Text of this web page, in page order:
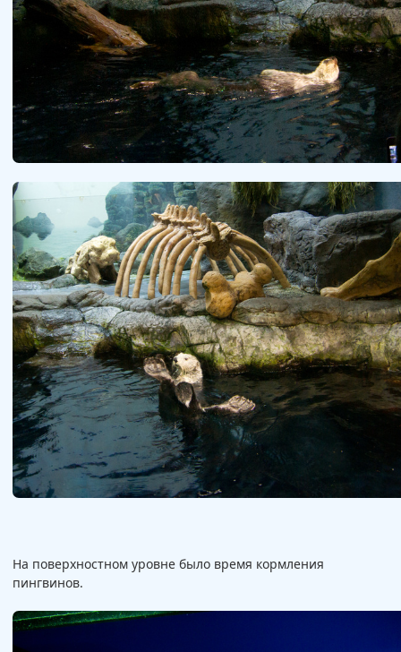
На поверхностном уровне было время кормления
пингвинов.